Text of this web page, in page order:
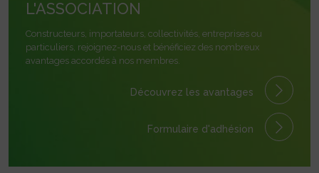
L'ASSOCIATION
Constructeurs, importateurs, collectivités, entreprises ou
particuliers, rejoignez-nous et bénéficiez des nombreux
avantages accordés à nos membres.
Découvrez les avantages
Formulaire d'adhésion